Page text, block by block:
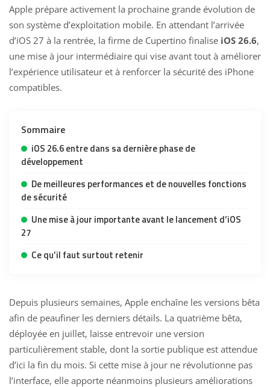
Apple prépare activement la prochaine grande évolution de
son système d’exploitation mobile. En attendant l’arrivée
d’iOS 27 à la rentrée, la firme de Cupertino finalise iOS 26.6,
une mise à jour intermédiaire qui vise avant tout à améliorer
l’expérience utilisateur et à renforcer la sécurité des iPhone
compatibles.
Sommaire
iOS 26.6 entre dans sa dernière phase de
développement
De meilleures performances et de nouvelles fonctions
de sécurité
Une mise à jour importante avant le lancement d’iOS
27
Ce qu’il faut surtout retenir
Depuis plusieurs semaines, Apple enchaîne les versions bêta
afin de peaufiner les derniers détails. La quatrième bêta,
déployée en juillet, laisse entrevoir une version
particulièrement stable, dont la sortie publique est attendue
d’ici la fin du mois. Si cette mise à jour ne révolutionne pas
l’interface, elle apporte néanmoins plusieurs améliorations